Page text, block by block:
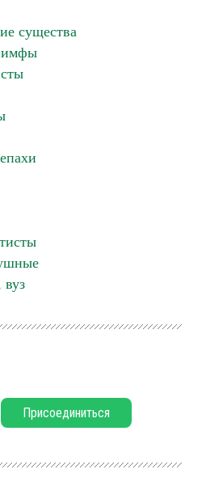
существа
Присоединиться